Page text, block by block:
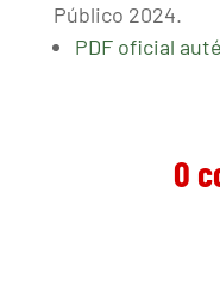
Público 2024.
PDF oficial
0